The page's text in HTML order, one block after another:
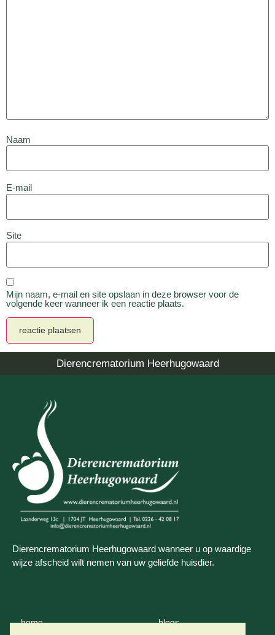
Naam
E-mail
Site
Mijn naam, e-mail en site opslaan in deze browser voor de
volgende keer wanneer ik een reactie plaats.
Dierencrematorium Heerhugowaard
Dierencrematorium Heerhugowaard wanneer u op waardige
wijze afscheid wilt nemen van uw geliefde huisdier.
home blogs